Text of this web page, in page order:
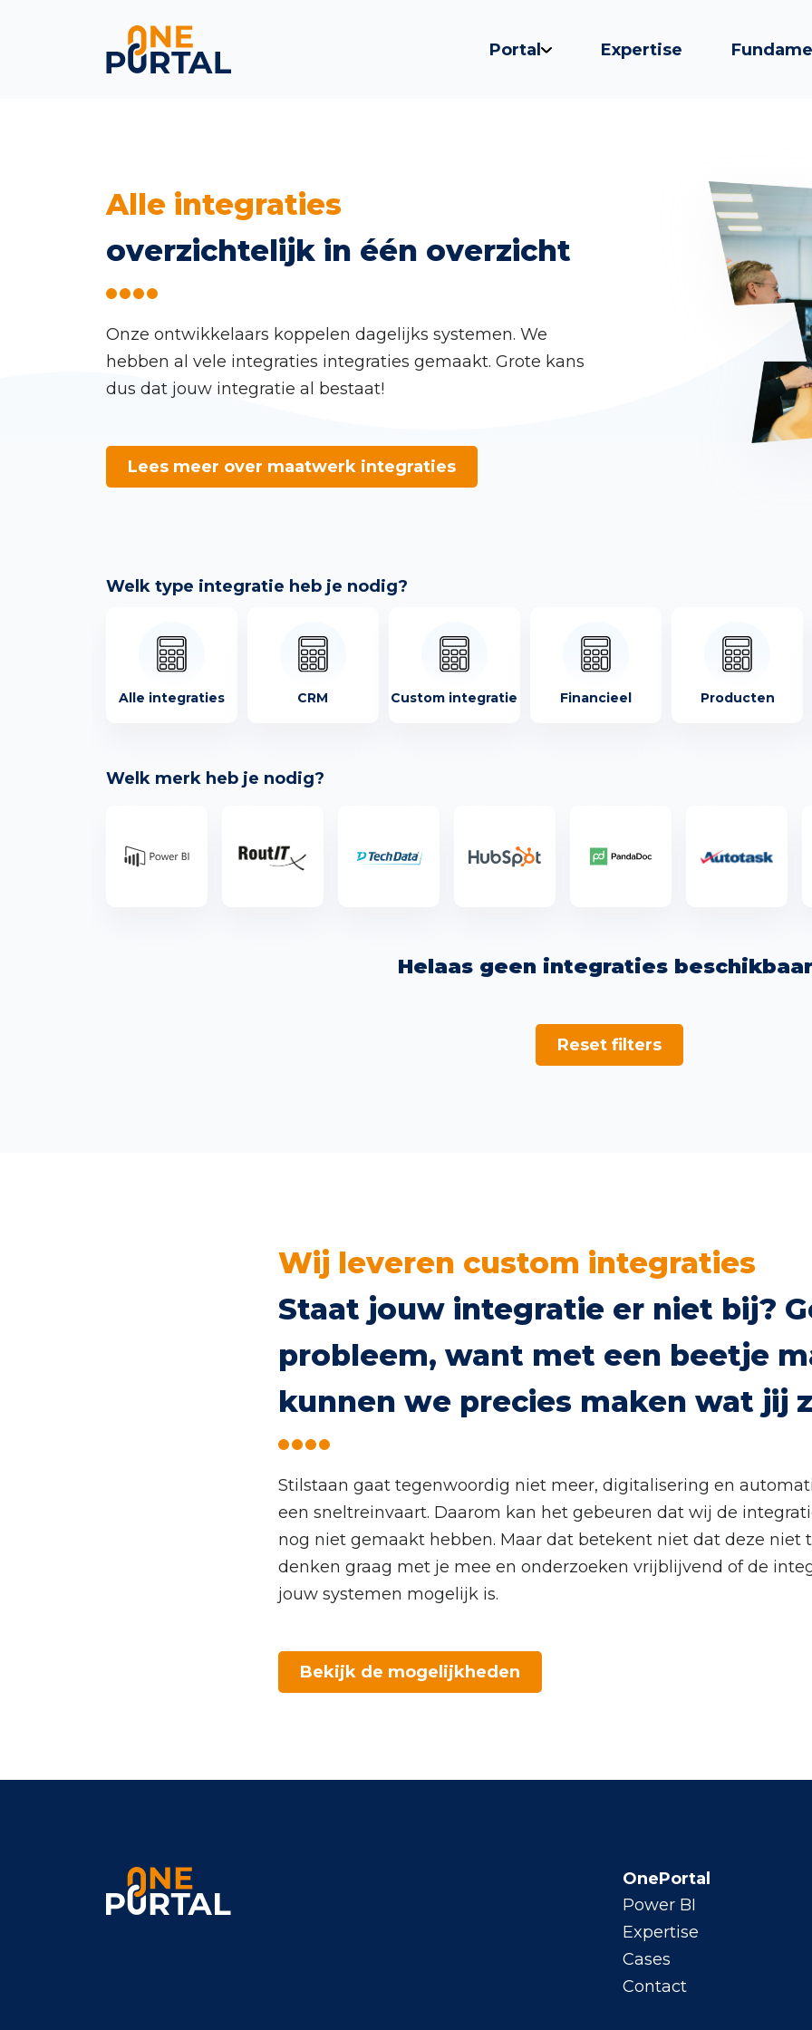
Portal Expertise
Alle integraties
overzichtelijk in één overzicht
Onze ontwikkelaars koppelen dagelijks systemen. We
hebben al vele integraties integraties gemaakt. Grote kans
dus dat jouw integratie al bestaat!
Lees meer over maatwerk integraties
Welk type integratie heb je nodig?
Alle integraties CRM Custom integratie Financieel Producten
Welk merk heb je nodig?
Helaas geen integraties
Reset filters
Wij leveren custom integraties
Staat jouw integratie er niet bij?
probleem, want met een beetje
kunnen we precies maken wat jij
Stilstaan gaat tegenwoordig niet meer, digitalisering en
een sneltreinvaart. Daarom kan het gebeuren dat wij de
nog niet gemaakt hebben. Maar dat betekent niet dat deze niet
denken graag met je mee en onderzoeken vrijblijvend of de
jouw systemen mogelijk is.
Bekijk de mogelijkheden
OnePortal
Power BI
Expertise
Cases
Contact